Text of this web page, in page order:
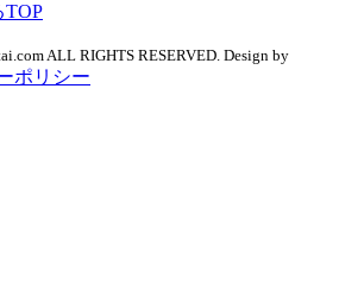
TOP
ALL RIGHTS RESERVED. Design by
ポリシー